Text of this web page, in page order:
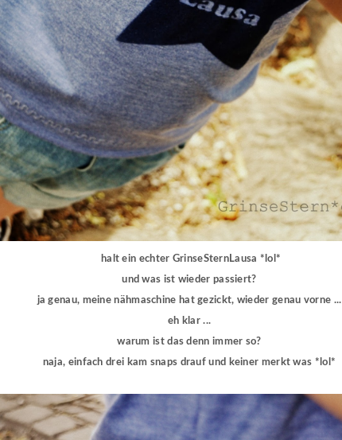
halt ein echter GrinseSternLausa *lol*
und was ist wieder passiert?
ja genau, meine nähmaschine hat gezickt, wieder genau vorne ...
eh klar ...
warum ist das denn immer so?
naja, einfach drei kam snaps drauf und keiner merkt was *lol*